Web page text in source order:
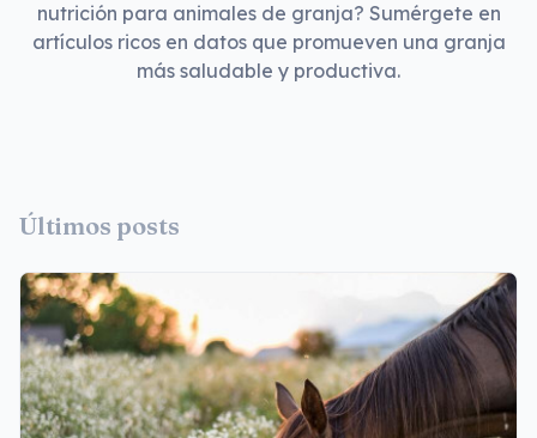
nutrición para animales de granja? Sumérgete en
artículos ricos en datos que promueven una granja
más saludable y productiva.
Últimos posts